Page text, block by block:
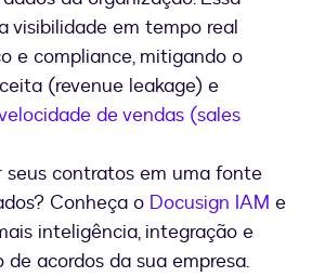
visibilidade em tempo real
e compliance, mitigando o
(revenue leakage) e
de vendas (sales
seus contratos em uma fonte
Conheça o Docusign IAM e
inteligência, integração e
acordos da sua empresa.